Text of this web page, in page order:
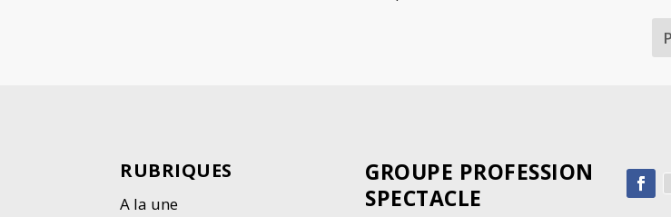
RUBRIQUES
A la une
GROUPE PROFESSION
SPECTACLE